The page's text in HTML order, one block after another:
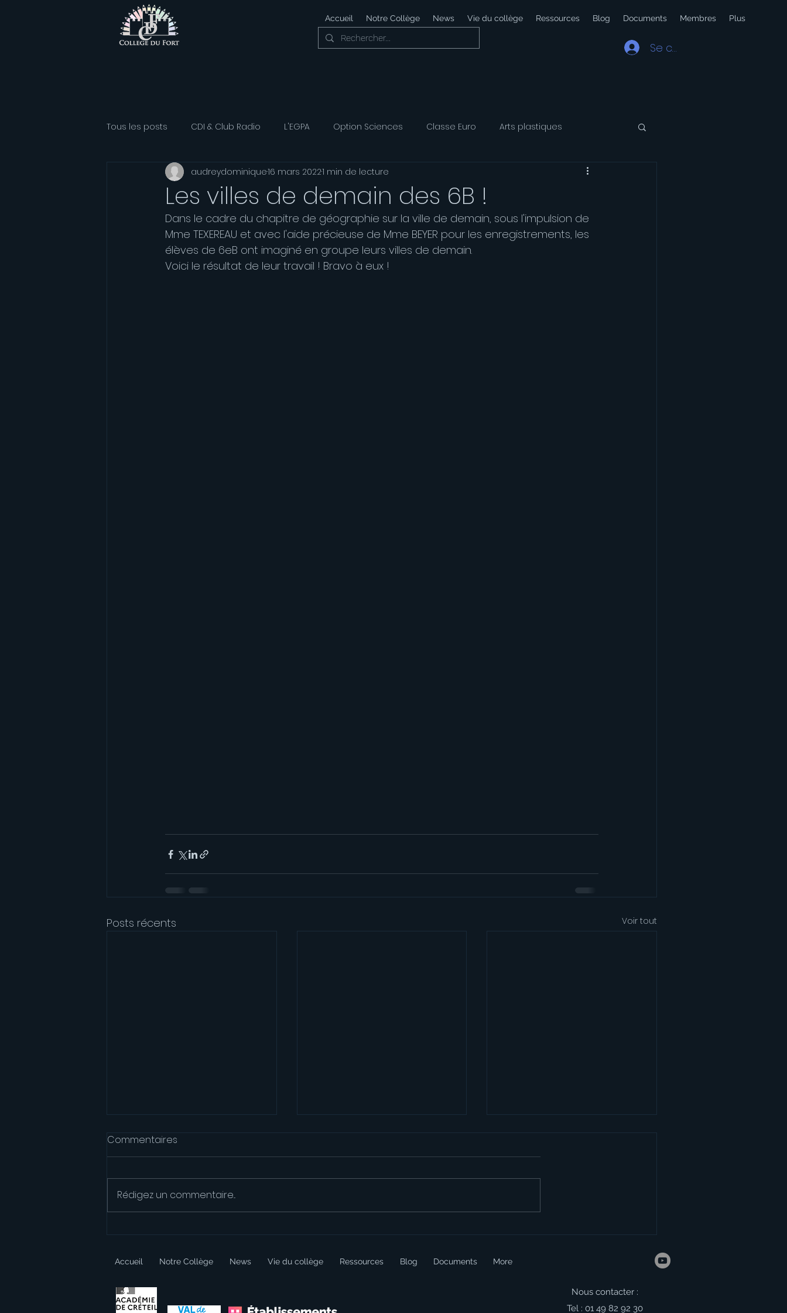
Accueil Notre Collège News Vie du collège Ressources Blog Documents Membres Plus
Se connecter
Tous les posts CDI & Club Radio L'EGPA Option Sciences Classe Euro Arts plastiques
Classe Athlétisme Option Développement Durable Voyage
Association sportive Français Option Musique Option Théatre
Les villes de demain des 6B !
audreydominique16 mars 20221 min de lecture
Dans le cadre du chapitre de géographie sur la ville de demain, sous l'impulsion de
Mme TEXEREAU et avec l'aide précieuse de Mme BEYER pour les enregistrements, les
élèves de 6eB ont imaginé en groupe leurs villes de demain.
Voici le résultat de leur travail ! Bravo à eux !
Posts récents Voir tout
Un trivial pursuit pour
Progetto le nostre ricette
Fournitures scolaires
Commentaires
Rédigez un commentaire...
Accueil Notre Collège News Vie du collège Ressources Blog Documents More
Nous contacter :
Tel : 01 49 82 92 30